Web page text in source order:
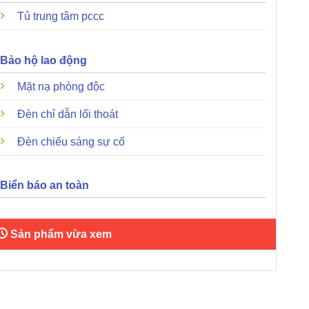
Tủ trung tâm pccc
Bảo hộ lao động
Mặt nạ phòng độc
Đèn chỉ dẫn lối thoát
Đèn chiếu sáng sự cố
Biển báo an toàn
Sản phẩm vừa xem